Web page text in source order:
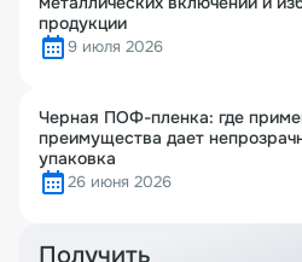
продукции
9 июля 2026
Черная ПОФ-пленка: где
преимущества дает
упаковка
26 июня 2026
Получить